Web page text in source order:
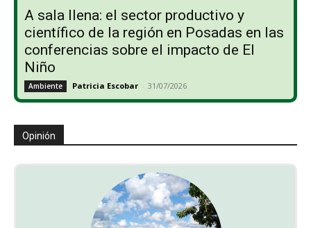
A sala llena: el sector productivo y
científico de la región en Posadas en las
conferencias sobre el impacto de El
Niño
Ambiente Patricia Escobar - 31/07/2026
Opinión